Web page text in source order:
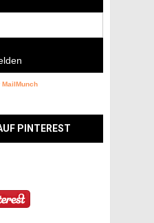
PINTEREST